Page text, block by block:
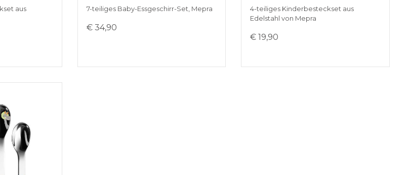
aus
7-teiliges Baby-Essgeschirr-Set, Mepra
€ 34,90
4-teiliges Kinderbesteckset aus
Edelstahl von Mepra
€ 19,90